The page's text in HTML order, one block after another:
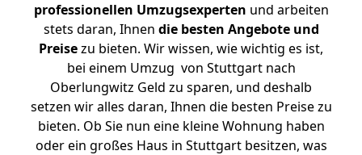
professionellen Umzugsexperten und arbeiten
stets daran, Ihnen die besten Angebote und
Preisezu bieten. Wir wissen, wie wichtig es ist,
bei einem Umzug von Stuttgart nach
Oberlungwitz Geld zu sparen, und deshalb
setzen wir alles daran, Ihnen die besten Preise zu
bieten. Ob Sie nun eine kleine Wohnung haben
oder ein großes Haus in Stuttgart besitzen, was